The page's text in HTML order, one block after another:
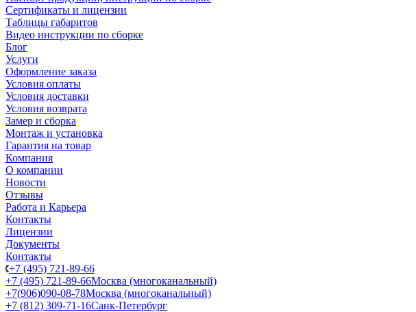
Сертификаты и лицензии
Таблицы габаритов
Видео инструкции по сборке
Блог
Услуги
Оформление заказа
Условия оплаты
Условия доставки
Условия возврата
Замер и сборка
Монтаж и установка
Гарантия на товар
Компания
О компании
Новости
Отзывы
Работа и Карьера
Контакты
Лицензии
Документы
Контакты
+7 (495) 721-89-66
+7 (495) 721-89-66Москва (многоканальный)
+7(906)090-08-78Москва (многоканальный)
+7 (812) 309-71-16Санк-Петербург